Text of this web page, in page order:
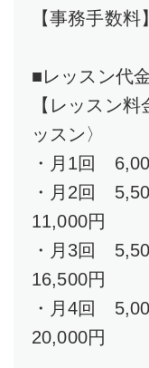
【事務手数
■レッスン代
【レッスン
ッスン〉
・月1回
・月2回
11,000円
・月3回
16,500円
・月4回
20,000円